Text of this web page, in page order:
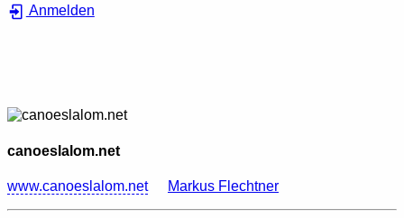
Anmelden
canoeslalom.net
www.canoeslalom.net Markus Flechtner